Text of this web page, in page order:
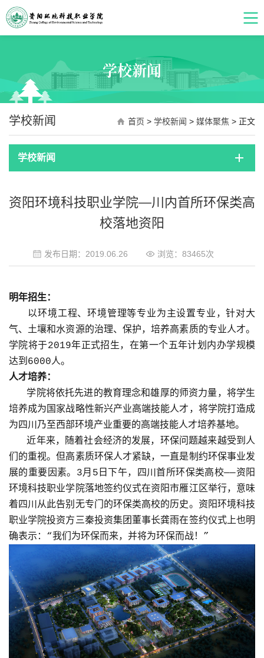
学校新闻
学校新闻 首页 > 学校新闻 > 媒体聚焦 > 正文
学校新闻
资阳环境科技职业学院—川内首所环保类高
校落地资阳
发布日期：2019.06.26 浏览： 83465次
明年招生：
以环境工程、环境管理等专业为主设置专业，针对大
气、土壤和水资源的治理、保护，培养高素质的专业人才。
学院将于2019年正式招生，在第一个五年计划内办学规模
达到6000人。
人才培养：
学院将依托先进的教育理念和雄厚的师资力量，将学生
培养成为国家战略性新兴产业高端技能人才，将学院打造成
为四川乃至西部环境产业重要的高端技能人才培养基地。
近年来，随着社会经济的发展，环保问题越来越受到人
们的重视。但高素质环保人才紧缺，一直是制约环保事业发
展的重要因素。3月5日下午，四川首所环保类高校——资阳
环境科技职业学院落地签约仪式在资阳市雁江区举行，意味
着四川从此告别无专门的环保类高校的历史。资阳环境科技
职业学院投资方三秦投资集团董事长龚雨在签约仪式上也明
确表示：“我们为环保而来，并将为环保而战！”